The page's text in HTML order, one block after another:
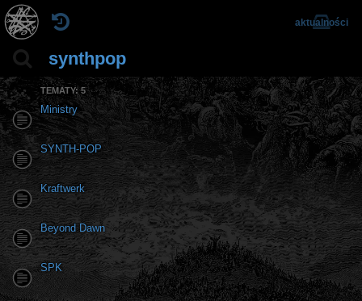
synthpop
aktualności
TEMATY: 5
Ministry
SYNTH-POP
Kraftwerk
Beyond Dawn
SPK